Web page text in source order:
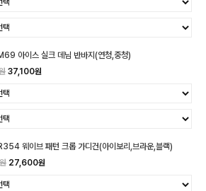
아이스 실크 데님 반바지(연청,중청)
37,100원
웨이브 패턴 크롭 가디건(아이보리,브라운,블랙)
27,600원